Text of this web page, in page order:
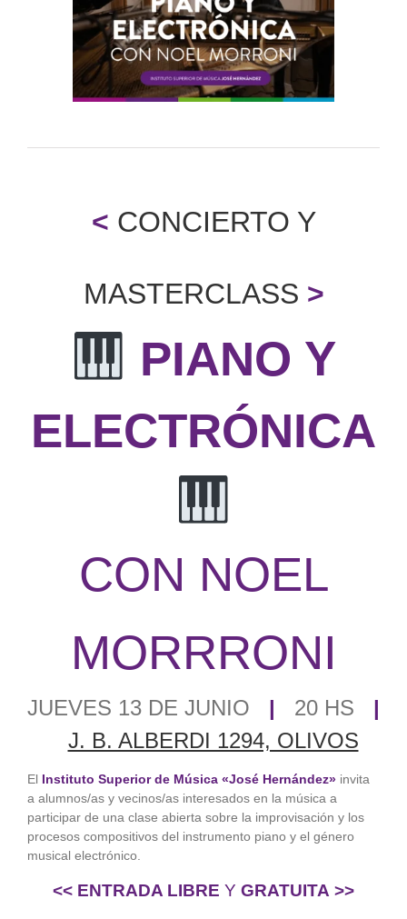
< CONCIERTO Y
MASTERCLASS >
PIANO Y
ELECTRÓNICA
CON NOEL
MORRRONI
JUEVES 13 DE JUNIO | 20 HS |
J. B. ALBERDI 1294, OLIVOS
ElInstituto Superior de Música «José Hernández»invita
a alumnos/as y vecinos/as interesados en la música a
participar de una clase abierta sobre la improvisación y los
procesos compositivos del instrumento piano y el género
musical electrónico.
<< ENTRADA LIBRE Y GRATUITA >>